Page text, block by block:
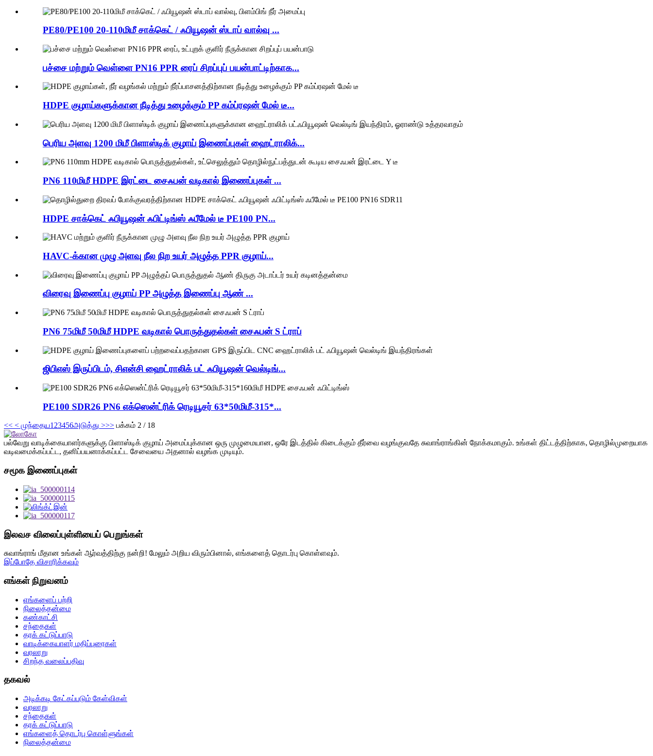
PE80/PE100 20-110மிமீ சாக்கெட் / ஃபியூஷன் ஸ்டாப் வால்வு ...
பச்சை மற்றும் வெள்ளை PN16 PPR ரைப் சிறப்புப் பயன்பாட்டிற்காக...
HDPE குழாய்களுக்கான நீடித்து உழைக்கும் PP கம்ப்ரஷன் மேல் டீ...
பெரிய அளவு 1200 மிமீ பிளாஸ்டிக் குழாய் இணைப்புகள் ஹைட்ராலிக்...
PN6 110மிமீ HDPE இரட்டை சைஃபன் வடிகால் இணைப்புகள் ...
HDPE சாக்கெட் ஃபியூஷன் ஃபிட்டிங்ஸ் ஃபீமேல் டீ PE100 PN...
HAVC-க்கான முழு அளவு நீல நிற உயர் அழுத்த PPR குழாய்...
விரைவு இணைப்பு குழாய் PP அழுத்த இணைப்பு ஆண் ...
PN6 75மிமீ 50மிமீ HDPE வடிகால் பொருத்துதல்கள் சைஃபன் S ட்ராப்
ஜிபிஎஸ் இருப்பிடம், சிஎன்சி ஹைட்ராலிக் பட் ஃபியூஷன் வெல்டிங்...
PE100 SDR26 PN6 எக்ஸென்ட்ரிக் ரெடியூசர் 63*50மிமீ-315*...
<< < முந்தைய123456அடுத்து >>> பக்கம் 2 / 18
பல்வேறு வாடிக்கையாளர்களுக்கு பிளாஸ்டிக் குழாய் அமைப்புக்கான ஒரு முழுமையான, ஒரே இடத்தில் கிடைக்கும் தீர்வை வழங்குவதே சுவாங்ராங்கின் நோக்கமாகும். உங்கள் திட்டத்திற்காக, தொழில்முறையாக
வடிவமைக்கப்பட்ட, தனிப்பயனாக்கப்பட்ட சேவையை அதனால் வழங்க முடியும்.
சமூக இணைப்புகள்
இலவச விலைப்புள்ளியைப் பெறுங்கள்
சுவாங்ராங் மீதான உங்கள் ஆர்வத்திற்கு நன்றி! மேலும் அறிய விரும்பினால், எங்களைத் தொடர்பு கொள்ளவும்.
இப்போதே விசாரிக்கவும்
எங்கள் நிறுவனம்
எங்களைப் பற்றி
நிலைத்தன்மை
கண்காட்சி
சந்தைகள்
தரக் கட்டுப்பாடு
வாடிக்கையாளர் மதிப்புரைகள்
வரலாறு
சிறந்த வலைப்பதிவு
தகவல்
அடிக்கடி கேட்கப்படும் கேள்விகள்
வரலாறு
சந்தைகள்
தரக் கட்டுப்பாடு
எங்களைத் தொடர்பு கொள்ளுங்கள்
நிலைத்தன்மை